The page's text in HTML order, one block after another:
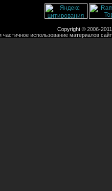
Copyright © 2006-
частичное использование материалов